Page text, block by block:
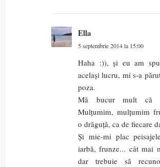
Ella
5 septembrie 2014 la 15:00
Haha :)), și eu am
același lucru, mi s-a
poza.
Mă bucur mult că
Mulțumim, mulțumim
o drăguță, ca de fiecare
Și mie-mi plac
iarbă, frunze... cât mai
dar trebuie să